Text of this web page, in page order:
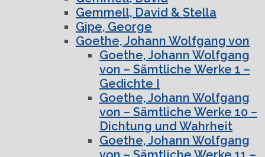
Gemmell, David & Stella
Gipe, George
Goethe, Johann Wolfgang von
Goethe, Johann Wolfgang
von – Sämtliche Werke 1 –
Gedichte I
Goethe, Johann Wolfgang
von – Sämtliche Werke 10 –
Dichtung und Wahrheit
Goethe, Johann Wolfgang